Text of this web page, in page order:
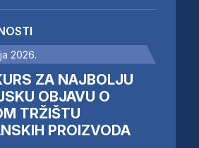
2026.
ZA NAJBOLJU
OBJAVU O
TRŽIŠTU
PROIZVODA